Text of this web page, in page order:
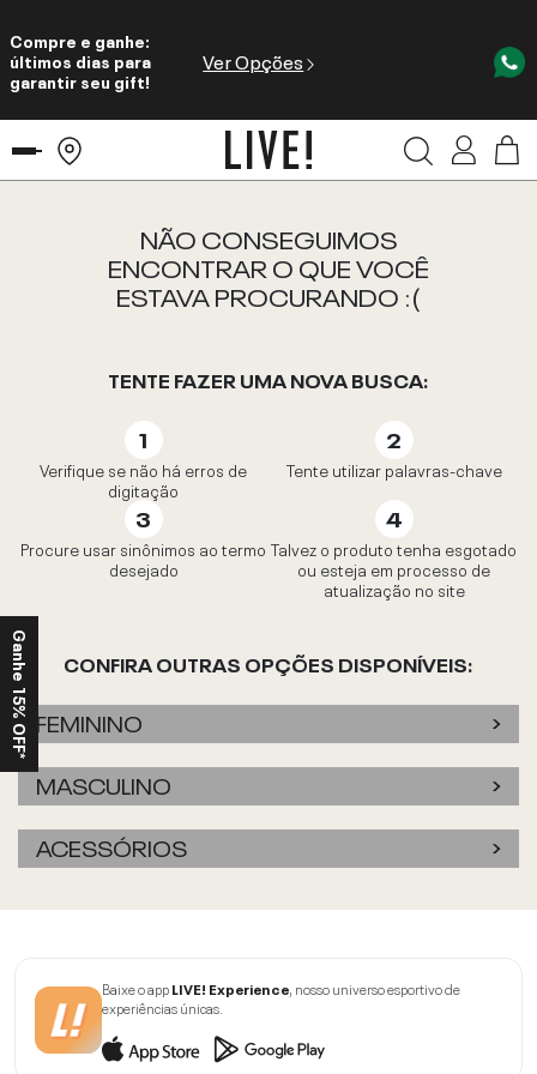
Compre e ganhe:
últimos dias para
garantir seu gift!
Ver Opções
NÃO CONSEGUIMOS
ENCONTRAR O QUE VOCÊ
ESTAVA PROCURANDO :(
TENTE FAZER UMA NOVA BUSCA:
Verifique se não há erros de
digitação
Tente utilizar palavras-chave
Procure usar sinônimos ao termo
desejado
Talvez o produto tenha esgotado
ou esteja em processo de
atualização no site
CONFIRA OUTRAS OPÇÕES DISPONÍVEIS:
FEMININO
MASCULINO
ACESSÓRIOS
Baixe o appLIVE! Experience, nosso universo esportivo de
experiências únicas.
Ganhe 15% OFF*